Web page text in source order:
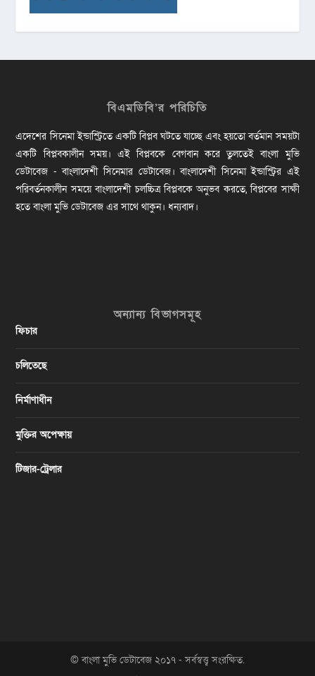
বিএমডিবি’র পরিচিতি
এদেশের সিনেমা ইন্ডাস্ট্রিতে একটি বিপ্লব ঘটতে যাচ্ছে এবং হয়তো বর্তমান সময়টা
একটি বিপ্লবকালীন সময়। এই বিপ্লবকে বেগবান করে তুলতেই বাংলা মুভি
ডেটাবেজ - বাংলাদেশী সিনেমার ডেটাবেজ। বাংলাদেশী সিনেমা ইন্ডাস্ট্রির এই
পরিবর্তনকালীন সময়ে বাংলাদেশী চলচ্চিত্র বিপ্লবকে অনুভব করতে, বিপ্লবের সাক্ষী
হতে বাংলা মুভি ডেটাবেজ এর সাথে থাকুন। ধন্যবাদ।
অন্যান্য বিভাগসমূহ
ফিচার
চলিতেছে
নির্মাণাধীন
মুক্তির অপেক্ষায়
টিজার-ট্রেলার
© বাংলা মুভি ডেটাবেজ ২০১৭ - সর্বস্বত্ত্ব সংরক্ষিত.